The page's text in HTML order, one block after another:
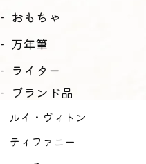
おもちゃ
万年筆
ライター
ブランド品
ルイ・ヴィトン
ティファニー